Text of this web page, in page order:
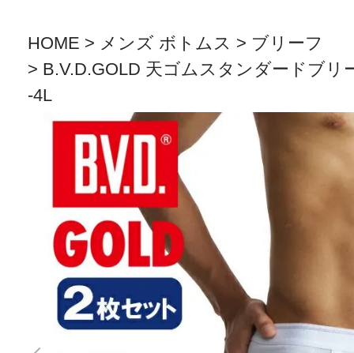
HOME メンズ ボトムス
ブリーフ
B.V.D.GOLD 天ゴムスタンダードブリ
-4L